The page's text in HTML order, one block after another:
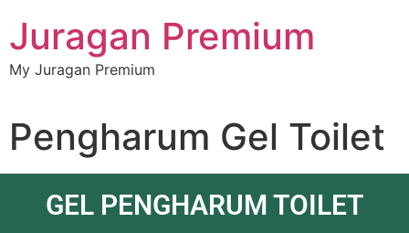
Juragan Premium
My Juragan Premium
Pengharum Gel Toilet
GEL PENGHARUM TOILET